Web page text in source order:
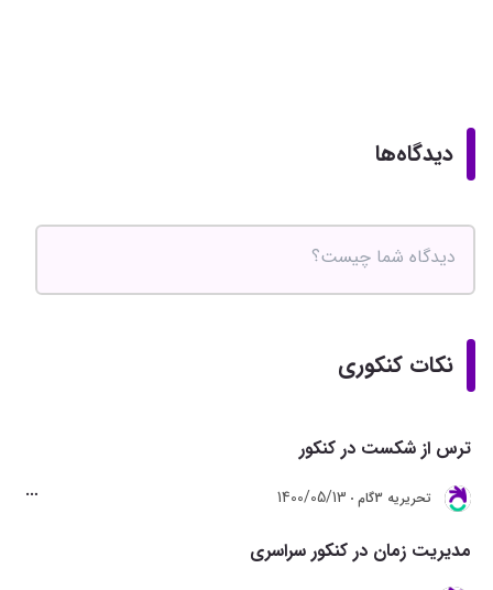
دیدگاه‌ها
نکات کنکوری
ترس از شکست در کنکور
تحريريه 3گام 1400/05/13
مدیریت زمان در کنکور سراسری